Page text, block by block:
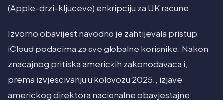
(Apple-drzi-kljuceve) enkripciju za UK racune.
Izvorno obavijest navodno je zahtijevala pristup
iCloud podacima za sve globalne korisnike. Nakon
znacajnog pritiska americkih zakonodavaca i,
prema izvjescivanju u kolovozu 2025., izjave
americkog direktora nacionalne obavjestajne